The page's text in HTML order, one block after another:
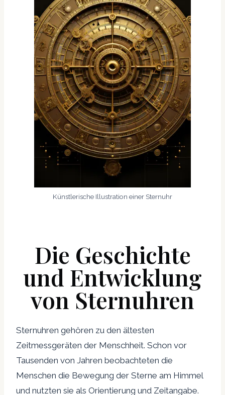
Künstlerische Illustration einer Sternuhr
Die Geschichte
und Entwicklung
von Sternuhren
Sternuhren gehören zu den ältesten
Zeitmessgeräten der Menschheit. Schon vor
Tausenden von Jahren beobachteten die
Menschen die Bewegung der Sterne am Himmel
und nutzten sie als Orientierung und Zeitangabe.